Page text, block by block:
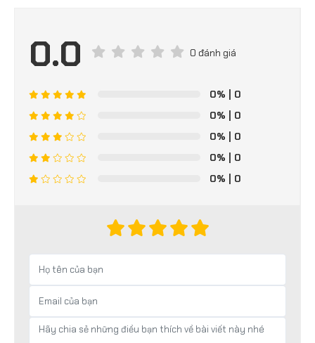
0.0 0 đánh giá
0% | 0
0% | 0
0% | 0
0% | 0
0% | 0